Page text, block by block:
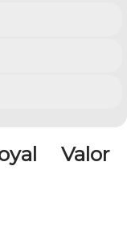
Valor